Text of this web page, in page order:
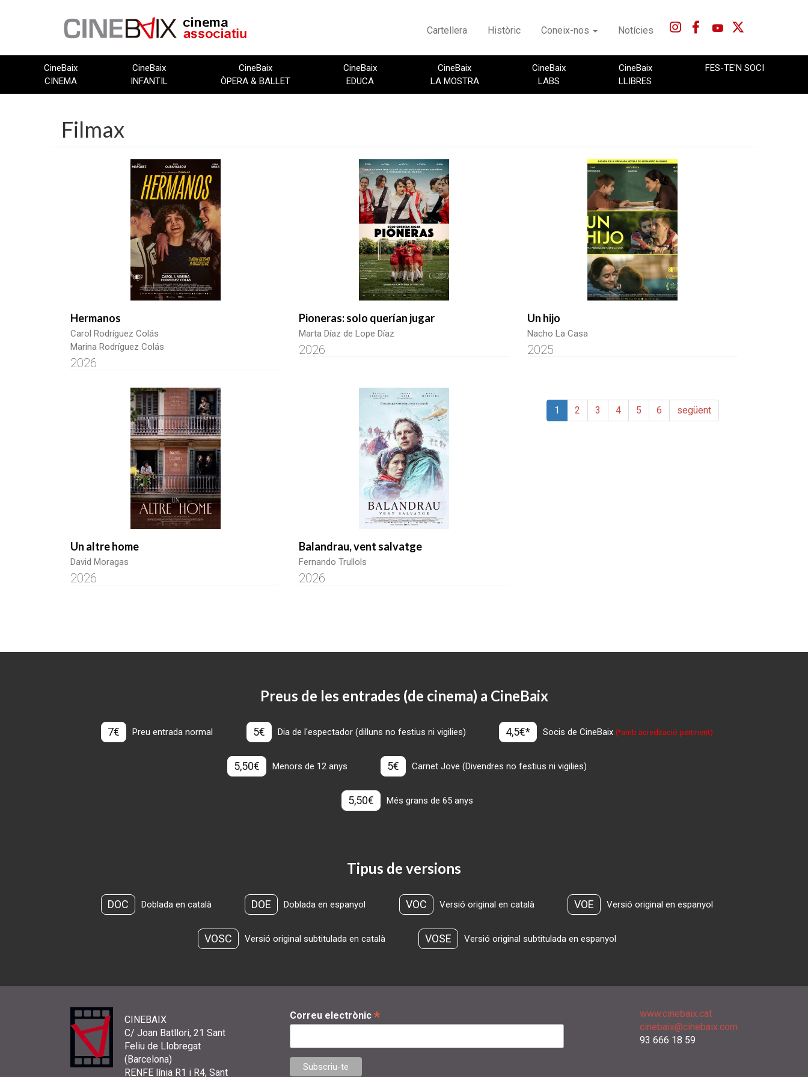
Cartellera Històric Coneix-nos Notícies
CineBaix
CINEMA
CineBaix
INFANTIL
CineBaix
ÒPERA & BALLET
CineBaix
EDUCA
CineBaix
LA MOSTRA
CineBaix
LABS
CineBaix
LLIBRES
FES-TE'N SOCI
Filmax
Hermanos
Carol Rodríguez Colás
Marina Rodríguez Colás
2026
Pioneras: solo querían jugar
Marta Díaz de Lope Díaz
2026
Un hijo
Nacho La Casa
2025
Un altre home
David Moragas
2026
Balandrau, vent salvatge
Fernando Trullols
2026
1 2 3 4 5 6 següent
Preus de les entrades (de cinema) a CineBaix
7€ Preu entrada normal 5€ Dia de l'espectador (dilluns no festius ni vigilies) 4,5€* Socis de CineBaix(*amb acreditació pertinent)
5,50€ Menors de 12 anys 5€ Carnet Jove (Divendres no festius ni vigilies)
5,50€ Més grans de 65 anys
Tipus de versions
DOC Doblada en català DOE Doblada en espanyol VOC Versió original en català VOE Versió original en espanyol
VOSC Versió original subtitulada en català VOSE Versió original subtitulada en espanyol
CINEBAIX
C/ Joan Batllori, 21 Sant
Feliu de Llobregat
(Barcelona)
RENFE línia R1 i R4, Sant
Correu electrònic *
www.cinebaix.cat
cinebaix@cinebaix.com
93 666 18 59